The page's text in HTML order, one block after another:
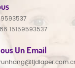
15159593537
Un Email